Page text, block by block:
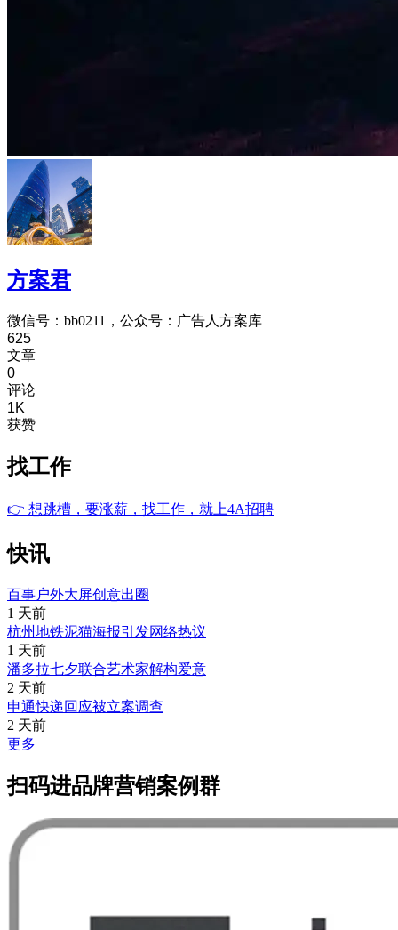
方案君
微信号：bb0211，公众号：广告人方案库
625
文章
0
评论
1K
获赞
找工作
👉 想跳槽，要涨薪，找工作，就上4A招聘
快讯
百事户外大屏创意出圈
1 天前
杭州地铁泥猫海报引发网络热议
1 天前
潘多拉七夕联合艺术家解构爱意
2 天前
申通快递回应被立案调查
2 天前
更多
扫码进品牌营销案例群